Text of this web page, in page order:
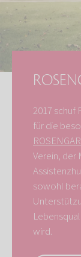
2017 schuf
für die
Verein, der
sowohl
wird.